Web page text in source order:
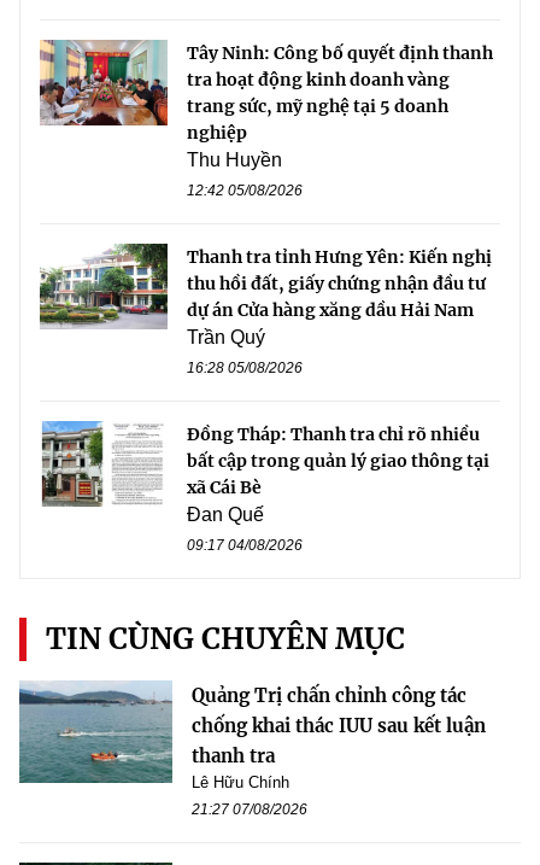
Tây Ninh: Công bố quyết định thanh
tra hoạt động kinh doanh vàng
trang sức, mỹ nghệ tại 5 doanh
nghiệp
Thu Huyền
12:42 05/08/2026
Thanh tra tỉnh Hưng Yên: Kiến nghị
thu hồi đất, giấy chứng nhận đầu tư
dự án Cửa hàng xăng dầu Hải Nam
Trần Quý
16:28 05/08/2026
Đồng Tháp: Thanh tra chỉ rõ nhiều
bất cập trong quản lý giao thông tại
xã Cái Bè
Đan Quế
09:17 04/08/2026
TIN CÙNG CHUYÊN MỤC
Quảng Trị chấn chỉnh công tác
chống khai thác IUU sau kết luận
thanh tra
Lê Hữu Chính
21:27 07/08/2026